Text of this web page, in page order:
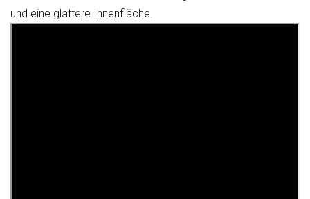
und eine glattere Innenfläche.